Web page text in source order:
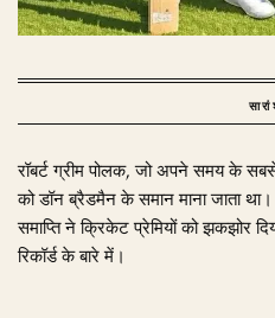
रॉबर्ट ग्रीम पोलक, जो अपने समय के
को डॉन ब्रैडमैन के समान माना जाता
समाप्ति ने क्रिकेट प्रेमियों को झकझोर
रिकॉर्ड के बारे में।